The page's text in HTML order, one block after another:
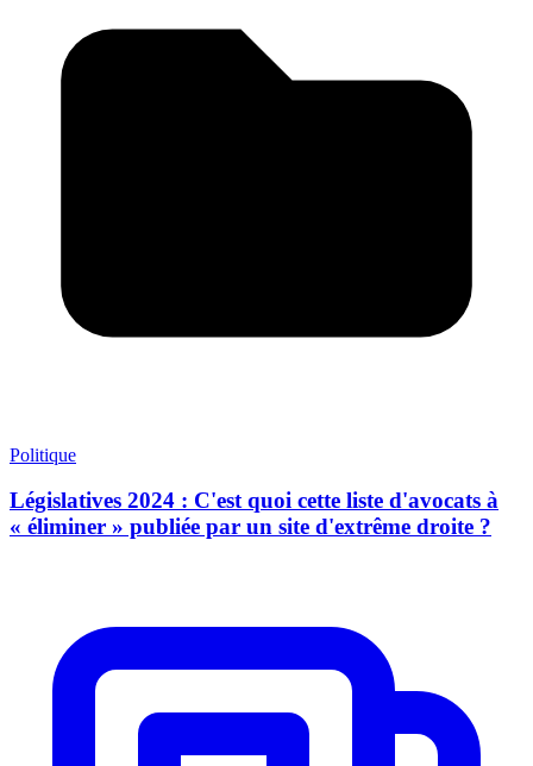
Politique
Législatives 2024 : C'est quoi cette liste d'avocats à
« éliminer » publiée par un site d'extrême droite ?